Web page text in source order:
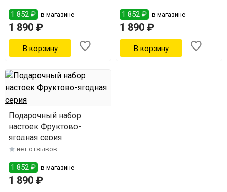
1 852 ₽ в магазине
1 890 ₽
1 852 ₽ в магазине
1 890 ₽
Подарочный набор
настоек Фруктово-
ягодная серия
нет отзывов
1 852 ₽ в магазине
1 890 ₽